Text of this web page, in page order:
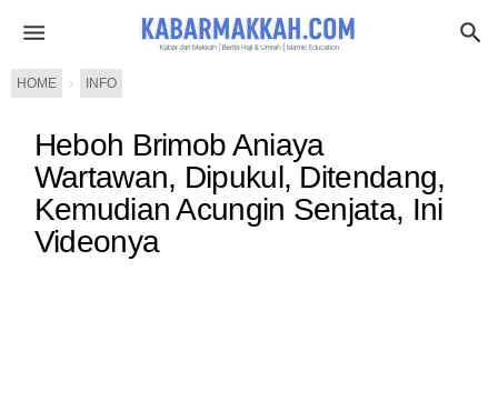
HOME › INFO
Heboh Brimob Aniaya
Wartawan, Dipukul, Ditendang,
Kemudian Acungin Senjata, Ini
Videonya